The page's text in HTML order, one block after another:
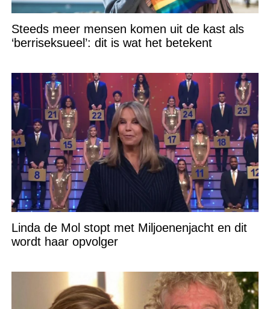
Steeds meer mensen komen uit de kast als
‘berriseksueel’: dit is wat het betekent
Linda de Mol stopt met Miljoenenjacht en dit
wordt haar opvolger